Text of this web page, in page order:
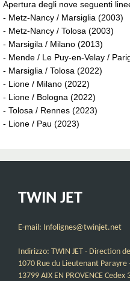
Apertura degli nove seguenti
- Metz-Nancy / Marsiglia (2003)
- Metz-Nancy / Tolosa (2003)
- Marsigila / Milano (2013)
- Mende / Le Puy-en-Velay /
- Marsiglia / Tolosa (2022)
- Lione / Milano (2022)
- Lione / Bologna (2022)
- Tolosa / Rennes (2023)
- Lione / Pau (2023)
TWIN JET
E-mail: Infolignes@twinjet.net
Indirizzo: TWIN JET - Direction
1070 Rue du Lieutenant Parayre
13799 AIX EN PROVENCE Cedex